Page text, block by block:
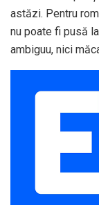
astăzi. Pentru
nu poate fi pusă
ambiguu, nici